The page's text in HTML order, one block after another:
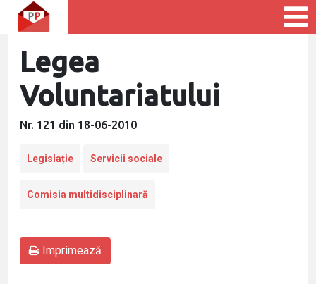
Legea
Voluntariatului
Nr. 121 din 18-06-2010
Legislație Servicii sociale
Comisia multidisciplinară
Imprimează